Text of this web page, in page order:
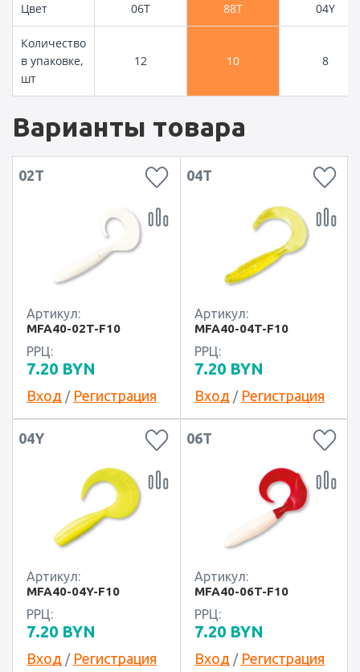
Цвет 06T 88T 04Y
Количество
в упаковке,
шт
12 10 8
Варианты товара
02T
Артикул:
MFA40-02T-F10
РРЦ:
7.20 BYN
Вход / Регистрация
04T
Артикул:
MFA40-04T-F10
РРЦ:
7.20 BYN
Вход / Регистрация
04Y
Артикул:
MFA40-04Y-F10
РРЦ:
7.20 BYN
Вход / Регистрация
06T
Артикул:
MFA40-06T-F10
РРЦ:
7.20 BYN
Вход / Регистрация